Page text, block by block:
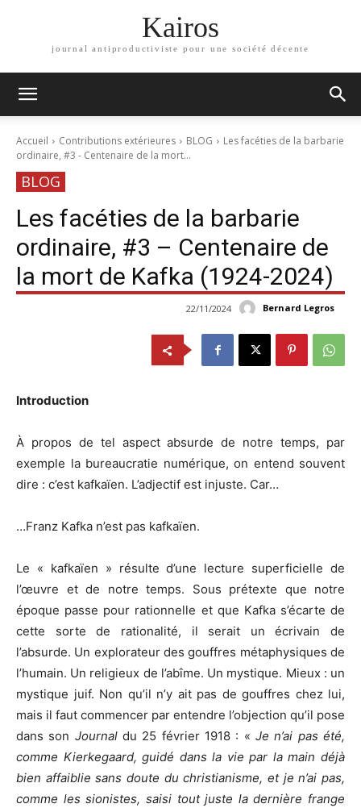
Kairos
journal antiproductiviste pour une société décente
Accueil Contributions extérieures BLOG
Les facéties de la barbarie
ordinaire, #3 - Centenaire de la mort...
BLOG
Les facéties de la barbarie
ordinaire, #3 – Centenaire de
la mort de Kafka (1924-2024)
Bernard Legros
22/11/2024
Introduction
À propos de tel aspect absurde de notre temps, par
exemple la bureaucratie numérique, on entend souvent
dire : c’est kafkaïen. L’adjectif est injuste. Car…
…Franz Kafka n’est pas kafkaïen.
Le « kafkaïen » résulte d’une lecture superficielle de
l’œuvre et de notre temps. Sous prétexte que notre
époque passe pour rationnelle et que Kafka s’écarte de
cette sorte de rationalité, il serait un écrivain de
l’absurde. Un explorateur des gouffres métaphysiques de
l’humain. Un religieux de l’abîme. Un mystique. Mieux : un
mystique juif. Non qu’il n’y ait pas de gouffres chez lui,
mais il faut commencer par entendre l’objection qu’il pose
dans son Journaldu 25 février 1918 : «Je n’ai pas été,
comme Kierkegaard, guidé dans la vie par la main déjà
bien affaiblie sans doute du christianisme, et je n’ai pas,
comme les sionistes, saisi tout juste la dernière frange